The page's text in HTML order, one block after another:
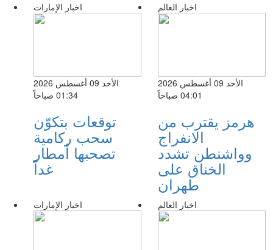
اخبار الإمارات
الأحد 09 أغسطس 2026
01:34 صباحاً
توقعات بتكوّن
سحب ركامية
تصحبها أمطار
غداً
اخبار العالم
الأحد 09 أغسطس 2026
04:01 صباحاً
هرمز يقترب من
الانفراج
وواشنطن تشدد
الخناق على
طهران
اخبار الإمارات اخبار العالم